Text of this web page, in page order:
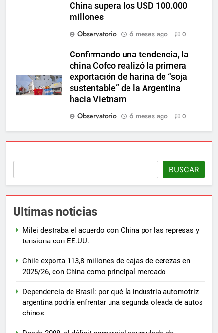
China supera los USD 100.000
millones
Observatorio
6 meses ago 0
Confirmando una tendencia, la
china Cofco realizó la primera
exportación de harina de “soja
sustentable” de la Argentina
hacia Vietnam
Observatorio
6 meses ago 0
BUSCAR
Ultimas noticias
Milei destraba el acuerdo con China por las represas y
tensiona con EE.UU.
Chile exporta 113,8 millones de cajas de cerezas en
2025/26, con China como principal mercado
Dependencia de Brasil: por qué la industria automotriz
argentina podría enfrentar una segunda oleada de autos
chinos